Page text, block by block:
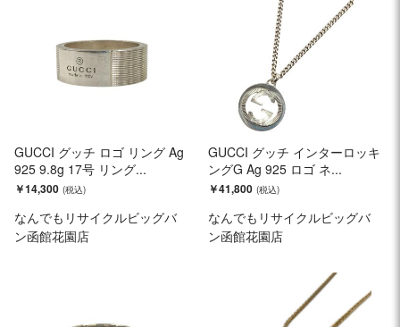
GUCCI グッチ ロゴ リング Ag
925 9.8g 17号 リング...
￥14,300
なんでもリサイクルビッグバ
ン函館花園店
GUCCI グッチ インターロッキ
ングG Ag 925 ロゴ ネ...
￥41,800
なんでもリサイクルビッグバ
ン函館花園店